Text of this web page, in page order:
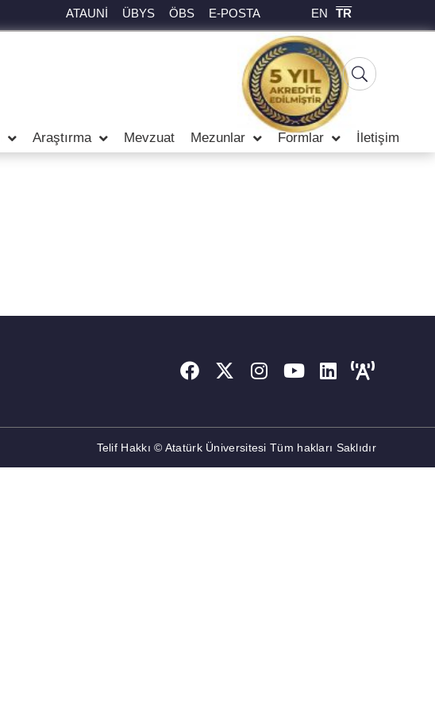
ATAUNİ ÜBYS ÖBS E-POSTA EN TR
Araştırma Mevzuat Mezunlar Formlar İletişim
Telif Hakkı © Atatürk Üniversitesi Tüm hakları Saklıdır